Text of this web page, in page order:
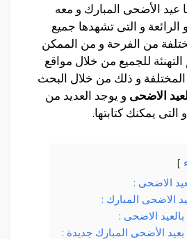
عيد الأضحى المبارك و معه
الرائعة و التى تشهدها جميع
من الفرحة و من الممكن
للجميع من خلال مواقع
و ذلك من خلال البحث
الاضحى و يوجد العديد من
يمكنك كتابتها.
الاضحى :
الاضحى المبارك :
الاضحى :
بعيد الأضحى المبارك جديدة :